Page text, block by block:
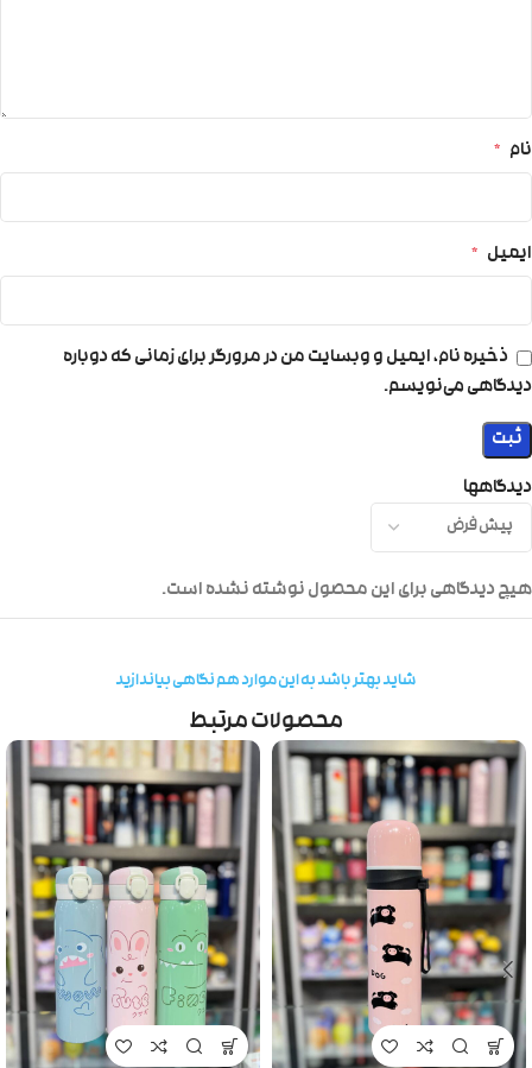
دیدگاهها
هیچ دیدگاهی برای این محصول نوشته نشده است.
نام *
ایمیل *
ذخیره نام، ایمیل و وبسایت من در مرورگر برای زمانی که دوباره
دیدگاهی می‌نویسم.
شاید بهتر باشد به این موارد هم نگاهی بیاندازید
محصولات مرتبط